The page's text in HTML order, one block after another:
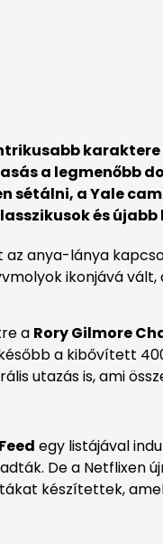
a legmenőbb
sétálni, a Yale
és
az anya-lánya
ikonjává
a Rory Gilmore
a kibővített
utazás is, ami
egy listájával
De a Netflixen
készítettek,